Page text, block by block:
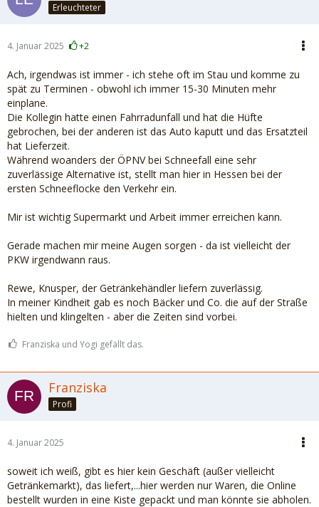
Erleuchteter
4. Januar 2025 +2
Ach, irgendwas ist immer - ich stehe oft im Stau und komme zu
spät zu Terminen - obwohl ich immer 15-30 Minuten mehr
einplane.
Die Kollegin hatte einen Fahrradunfall und hat die Hüfte
gebrochen, bei der anderen ist das Auto kaputt und das Ersatzteil
hat Lieferzeit.
Während woanders der ÖPNV bei Schneefall eine sehr
zuverlässige Alternative ist, stellt man hier in Hessen bei der
ersten Schneeflocke den Verkehr ein.
Mir ist wichtig Supermarkt und Arbeit immer erreichen kann.
Gerade machen mir meine Augen sorgen - da ist vielleicht der
PKW irgendwann raus.
Rewe, Knusper, der Getränkehändler liefern zuverlässig.
In meiner Kindheit gab es noch Bäcker und Co. die auf der Straße
hielten und klingelten - aber die Zeiten sind vorbei.
Franziska und Yogi gefällt das.
Franziska
Profi
4. Januar 2025
soweit ich weiß, gibt es hier kein Geschäft (außer vielleicht
Getränkemarkt), das liefert,...hier werden nur Waren, die Online
bestellt wurden in eine Kiste gepackt und man könnte sie abholen.